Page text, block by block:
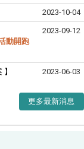
2023-10-04
動開跑
2023-09-12
2023-06-03
更多最新消息